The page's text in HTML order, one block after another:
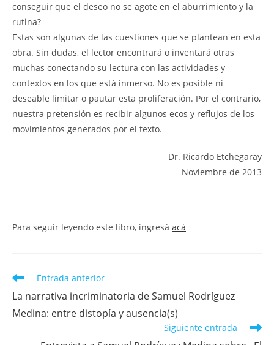
conseguir que el deseo no se agote en el aburrimiento y la
rutina?
Estas son algunas de las cuestiones que se plantean en esta
obra. Sin dudas, el lector encontrará o inventará otras
muchas conectando su lectura con las actividades y
contextos en los que está inmerso. No es posible ni
deseable limitar o pautar esta proliferación. Por el contrario,
nuestra pretensión es recibir algunos ecos y reflujos de los
movimientos generados por el texto.
Dr. Ricardo Etchegaray
Noviembre de 2013
Para seguir leyendo este libro, ingresá acá
Leer
artículos
Entrada anterior
La narrativa incriminatoria de Samuel Rodríguez
Medina: entre distopía y ausencia(s)
Siguiente entrada